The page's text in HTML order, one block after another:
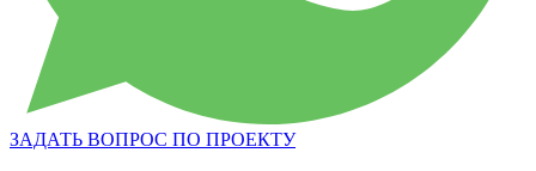
ЗАДАТЬ ВОПРОС ПО ПРОЕКТУ